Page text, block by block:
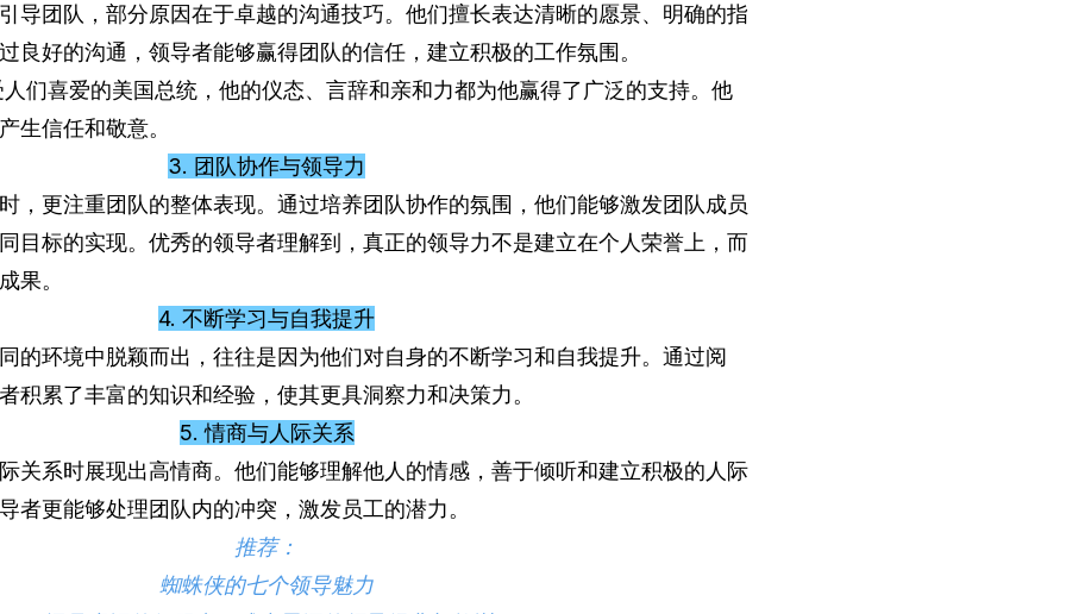
导团队，部分原因在于卓越的沟通技巧。他们擅长表达清晰的愿景、明确的指
良好的沟通，领导者能够赢得团队的信任，建立积极的工作氛围。
们喜爱的美国总统，他的仪态、言辞和亲和力都为他赢得了广泛的支持。他
生信任和敬意。
3. 团队协作与领导力
，更注重团队的整体表现。通过培养团队协作的氛围，他们能够激发团队成员
目标的实现。优秀的领导者理解到，真正的领导力不是建立在个人荣誉上，而
果。
4. 不断学习与自我提升
的环境中脱颖而出，往往是因为他们对自身的不断学习和自我提升。通过阅
积累了丰富的知识和经验，使其更具洞察力和决策力。
5. 情商与人际关系
关系时展现出高情商。他们能够理解他人的情感，善于倾听和建立积极的人际
者更能够处理团队内的冲突，激发员工的潜力。
推荐：
蜘蛛侠的七个领导魅力